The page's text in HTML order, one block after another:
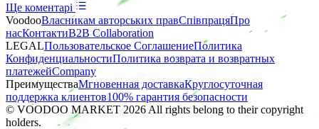
Ще коментарі
VoodooВласникам авторських правСпівпрацяПро
насКонтактиB2B Collaboration
LEGALПользовательское СоглашениеПолитика
КонфиденциальностиПолитика возврата и возвратных
платежейCompany
ПреимуществаМгновенная доставкаКруглосуточная
поддержка клиентов100% гарантия безопасности
© VOODOO MARKET 2026 All rights belong to their copyright
holders.